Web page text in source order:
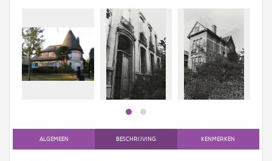
Gebeurtenis
Persoon of collectief
AanmeldenALGEMEEN BESCHRIJVING KENMERKEN